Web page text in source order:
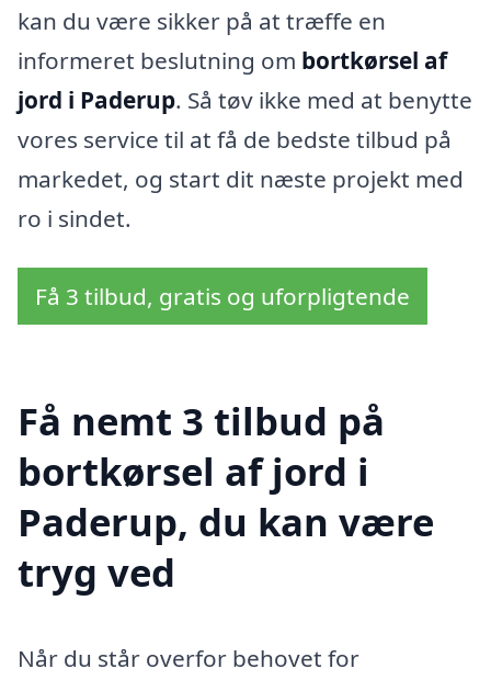
kan du være sikker på at træffe en
informeret beslutning om bortkørsel af
jord i Paderup. Så tøv ikke med at benytte
vores service til at få de bedste tilbud på
markedet, og start dit næste projekt med
ro i sindet.
Få 3 tilbud, gratis og uforpligtende
Få nemt 3 tilbud på
bortkørsel af jord i
Paderup, du kan være
tryg ved
Når du står overfor behovet for